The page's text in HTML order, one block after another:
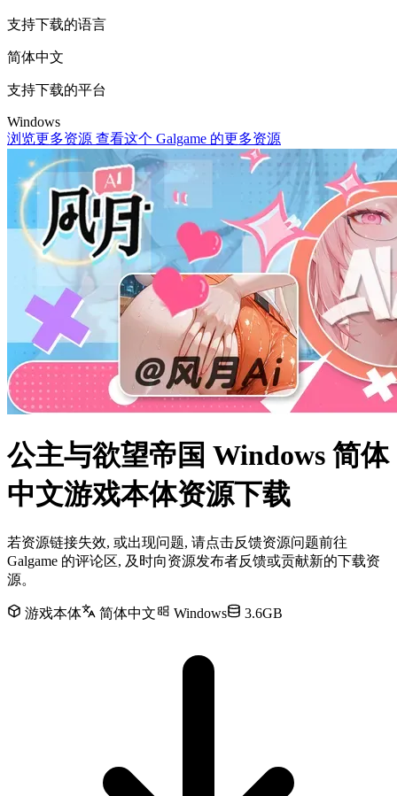
支持下载的语言
简体中文
支持下载的平台
Windows
浏览更多资源 查看这个 Galgame 的更多资源
公主与欲望帝国 Windows 简体
中文游戏本体资源下载
若资源链接失效, 或出现问题, 请点击反馈资源问题前往
Galgame 的评论区, 及时向资源发布者反馈或贡献新的下载资
源。
游戏本体 简体中文 Windows 3.6GB